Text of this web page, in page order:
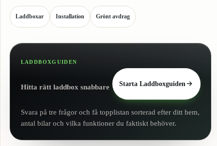
Laddboxar Installation Grönt avdrag
LADDBOXGUIDEN
Hitta rätt laddbox snabbare Starta Laddboxguiden
Svara på tre frågor och få topplistan sorterad efter ditt hem,
antal bilar och vilka funktioner du faktiskt behöver.